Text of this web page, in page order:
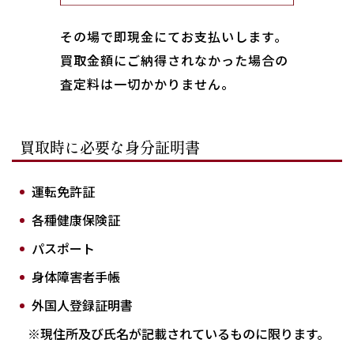
その場で即現金にてお支払いします｡
買取金額にご納得されなかった場合の
査定料は一切かかりません。
買取時に必要な身分証明書
運転免許証
各種健康保険証
パスポート
身体障害者手帳
外国人登録証明書
※現住所及び氏名が記載されているものに限ります。